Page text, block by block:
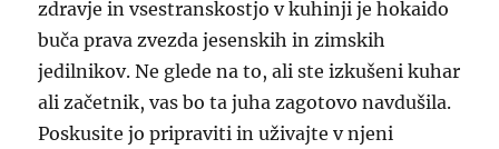
zdravje in vsestranskostjo v kuhinji je hokaido
buča prava zvezda jesenskih in zimskih
jedilnikov. Ne glede na to, ali ste izkušeni kuhar
ali začetnik, vas bo ta juha zagotovo navdušila.
Poskusite jo pripraviti in uživajte v njeni